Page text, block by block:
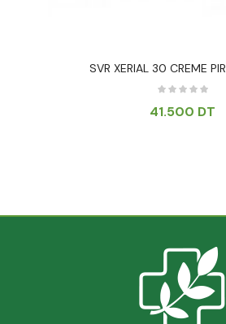
SVR XERIAL 30 CREME
41.500 DT